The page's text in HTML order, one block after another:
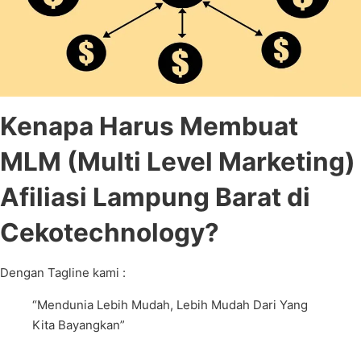
Kenapa Harus Membuat
MLM (Multi Level Marketing)
Afiliasi Lampung Barat di
Cekotechnology?
Dengan Tagline kami :
“Mendunia Lebih Mudah, Lebih Mudah Dari Yang
Kita Bayangkan”